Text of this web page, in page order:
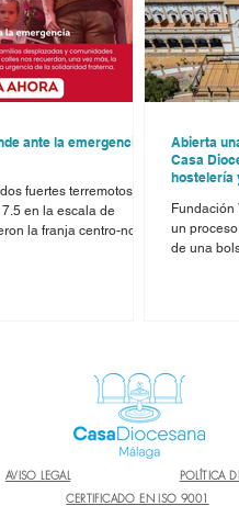
ante la emergencia
fuertes terremotos de
en la escala de
la franja centro-norte
Manuel Barreiro. Ante
los hechos, el gobierno
declarado el Est
Abierta
Casa
hostelería
Fundación
un
de una
los
AVISO LEGAL POLÍTICA
CERTIFICADO EN ISO 9001